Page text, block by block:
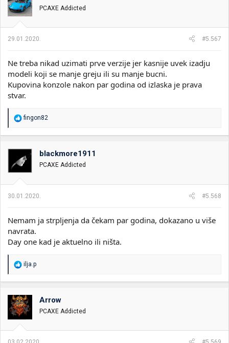
PCAXE Addicted
29.01.2020. #5.567
Ne treba nikad uzimati prve verzije jer kasnije uvek izadju
modeli koji se manje greju ili su manje bucni.
Kupovina konzole nakon par godina od izlaska je prava
stvar.
R
a
o
v
n
:
fingon82
blackmore1911
PCAXE Addicted
30.01.2020. #5.568
Nemam ja strpljenja da čekam par godina, dokazano u više
navrata.
Day one kad je aktuelno ili ništa.
R
o
v
a
n
ilja.p
Arrow
PCAXE Addicted